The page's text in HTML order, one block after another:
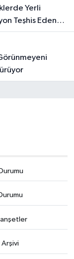
Teşhis Eden
Onayı
Arşivi